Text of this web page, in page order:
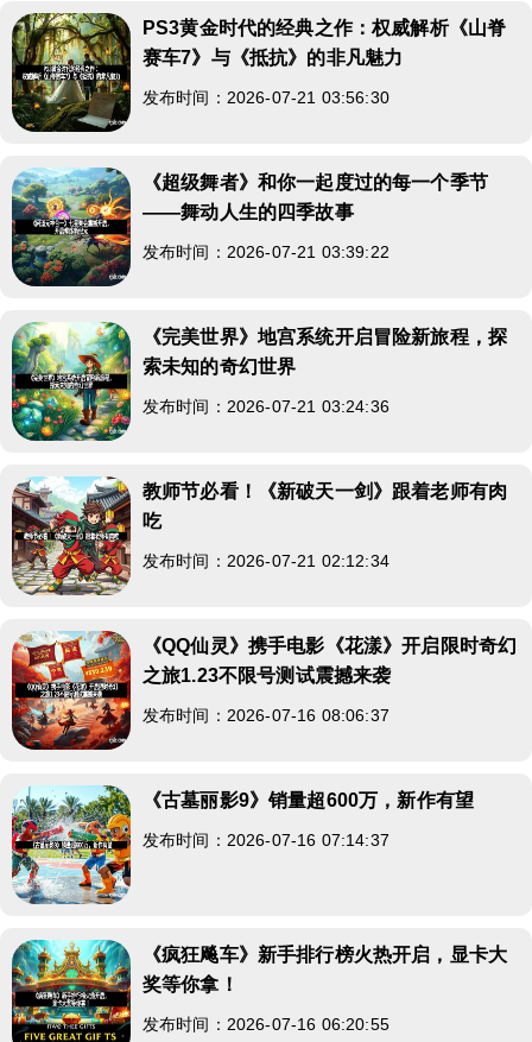
PS3黄金时代的经典之作：权威解析《山脊
赛车7》与《抵抗》的非凡魅力
发布时间：2026-07-21 03:56:30
《超级舞者》和你一起度过的每一个季节
——舞动人生的四季故事
发布时间：2026-07-21 03:39:22
《完美世界》地宫系统开启冒险新旅程，探
索未知的奇幻世界
发布时间：2026-07-21 03:24:36
教师节必看！《新破天一剑》跟着老师有肉
吃
发布时间：2026-07-21 02:12:34
《QQ仙灵》携手电影《花漾》开启限时奇幻
之旅1.23不限号测试震撼来袭
发布时间：2026-07-16 08:06:37
《古墓丽影9》销量超600万，新作有望
发布时间：2026-07-16 07:14:37
《疯狂飚车》新手排行榜火热开启，显卡大
奖等你拿！
发布时间：2026-07-16 06:20:55